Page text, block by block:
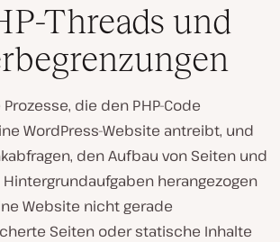
Threads und
die den PHP-Code
WordPress-Website antreibt, und
den Aufbau von Seiten und
Hintergrundaufgaben herangezogen
Website nicht gerade
Seiten oder statische Inhalte